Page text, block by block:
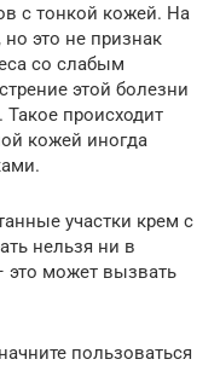
с тонкой кожей. На
но это не признак
со слабым
этой болезни
Такое происходит
кожей иногда
участки крем с
нельзя ни в
это может вызвать
пользоваться